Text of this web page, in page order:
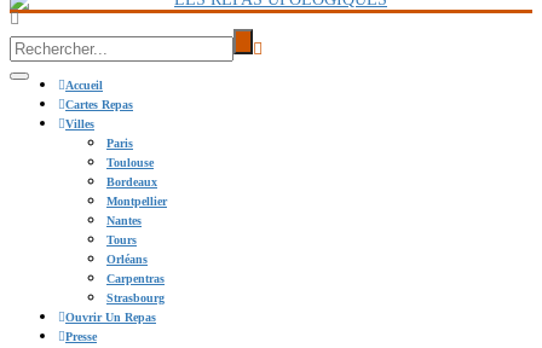
Accueil
Cartes Repas
Villes
Paris
Toulouse
Bordeaux
Montpellier
Nantes
Tours
Orléans
Carpentras
Strasbourg
Ouvrir Un Repas
Presse